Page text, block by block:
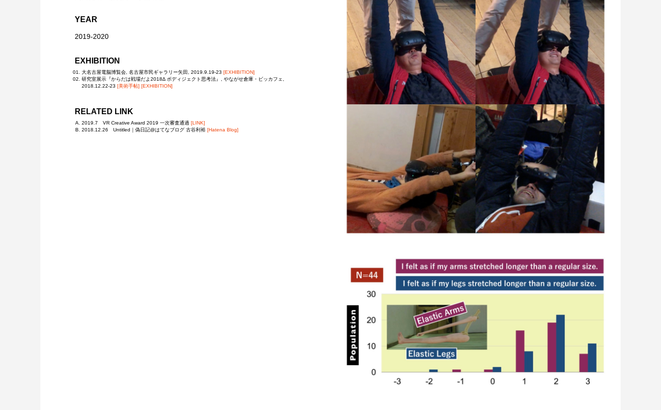
YEAR
2019-2020
EXHIBITION
大名古屋電脳博覧会, 名古屋市民ギャラリー矢田, 2019.9.19-23 [EXHIBITION]
研究室展示『からだは戦場だよ2018Δ ボディジェクト思考法』, やながせ倉庫・ビッカフェ,
2018.12.22-23 [美術手帖] [EXHIBITION]
RELATED LINK
2019.7 VR Creative Award 2019 一次審査通過 [LINK]
2018.12.26 Untitled｜偽日記@はてなブログ 古谷利裕 [Hatena Blog]